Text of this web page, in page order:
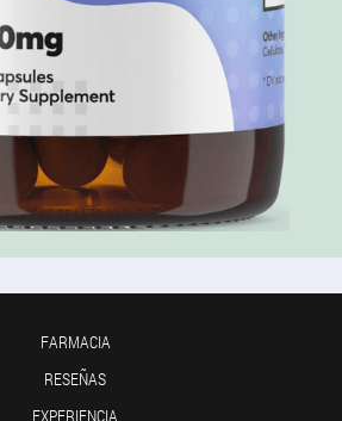
FARMACIA
RESEÑAS
EXPERIENCIA